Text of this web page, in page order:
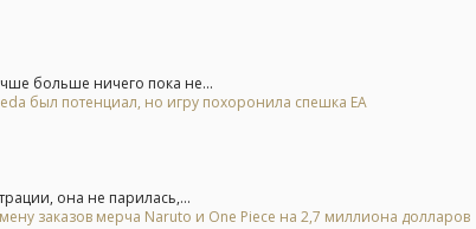
больше ничего пока не...
был потенциал, но игру похоронила спешка EA
она не парилась,...
заказов мерча Naruto и One Piece на 2,7 миллиона долларов